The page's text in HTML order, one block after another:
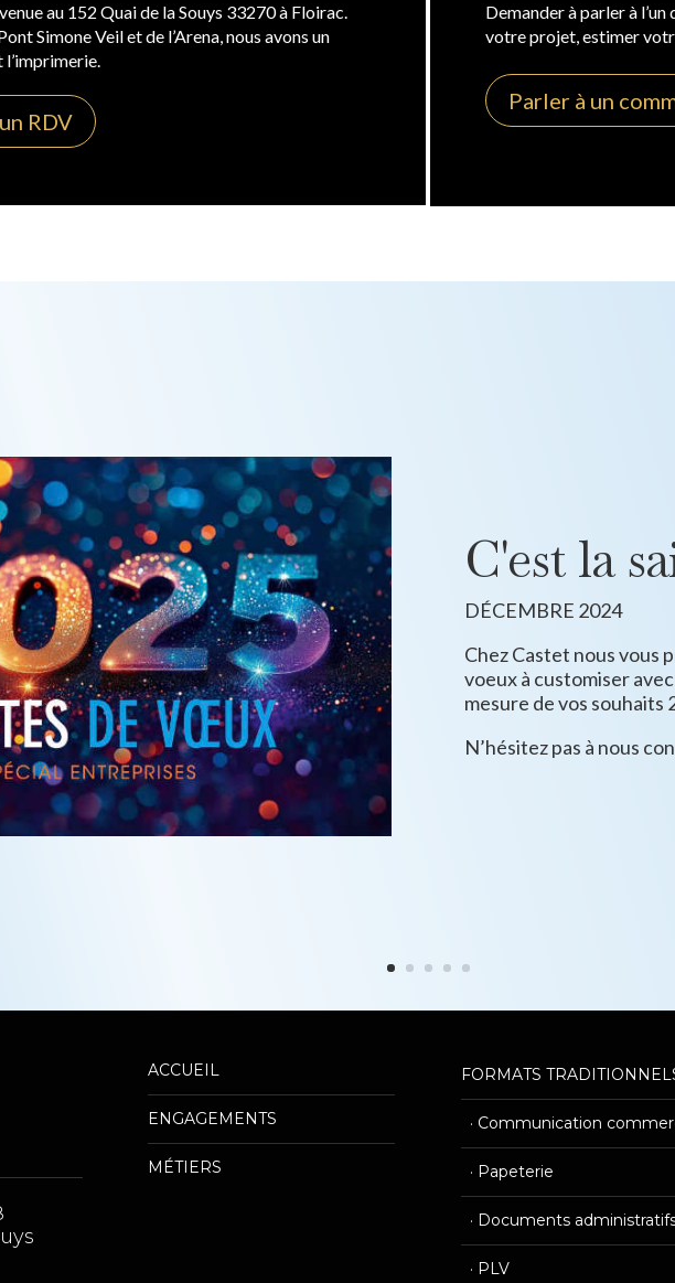
au 152 Quai de la Souys 33270 à Floirac.
Simone Veil et de l’Arena, nous avons un
RDV
Demander à parler à
votre projet, estimer
Parler à un
C'est la
DÉCEMBRE 2024
Chez Castet nous vous
voeux à customiser
mesure de vos souhaits
N’hésitez pas à nous
ACCUEIL
————————————————
ENGAGEMENTS
————————————————
MÉTIERS
FORMATS
· Communication
· Papeterie
· Documents
· PLV